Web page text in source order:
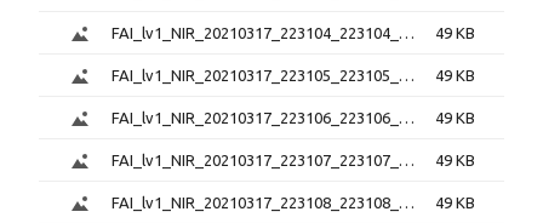
FAI_lv1_NIR_20210317_223104_223104_6.0.1.png 49 KB
FAI_lv1_NIR_20210317_223105_223105_6.0.1.png 49 KB
FAI_lv1_NIR_20210317_223106_223106_6.0.1.png 49 KB
FAI_lv1_NIR_20210317_223107_223107_6.0.1.png 49 KB
FAI_lv1_NIR_20210317_223108_223108_6.0.1.png 49 KB